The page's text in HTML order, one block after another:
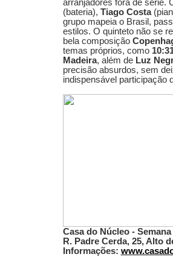
arranjadores fora de série.
(bateria), Tiago Costa
grupo mapeia o Brasil,
estilos. O quinteto não se
bela composição
temas próprios, como
Madeira, além de Luz
precisão absurdos, sem
indispensável participação
Casa do Núcleo -
R. Padre Cerda, 25, Alto
Informações: